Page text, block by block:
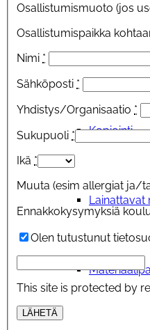
Kopiointi
Lainattavat
Osallistumismuoto (jos
Osallistumispaikka
Nimi *
Sähköposti *
Yhdistys/Organisaatio *
Sukupuoli *
Ikä *
Muuta (esim allergiat ja/
Ennakkokysymyksiä
Olen tutustunut
This site is protected by